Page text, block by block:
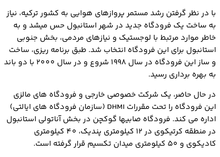
با در نظر گرفتن رشد مستمر پروازهای هوایی به کشور ترکیه، نیاز
به ساخت یک فرودگاه جدید در شهر استانبول حس میشد و به
خاطر موارد مرتبط با لوجستیک و نیازهای مردمی، بخش جنوبی
استانبول برای این فرودگاه انتخاب شد. طبق برنامه ریزی، ساخت
و ساز این فرودگاه در سال 1998 شروع و در سال 2000 با دو باند
به بهره برداری رسید.
در حال حاضر، یک شرکت خصوصی خارجی و فرودگاه های مالزی
این فرودگاه را تحت مقررات DHMI (سازمان فرودگاه های ایالتی)
اداره می کند. فرودگاه صابیها گوکچن در بخش آناتولی استانبول
در منطقه کرتیکوی در 12 کیلومتری پندیک، 40 کیلومتری
کادیکوی و 50 کیلومتری میدان تکسیم قرار گرفته است.